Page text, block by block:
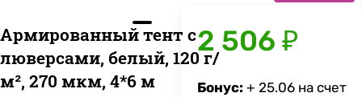
Армированный тент с
люверсами, белый, 120 г/
м², 270 мкм, 4*6 м
2 506 ₽
Бонус: + 25.06 на счет